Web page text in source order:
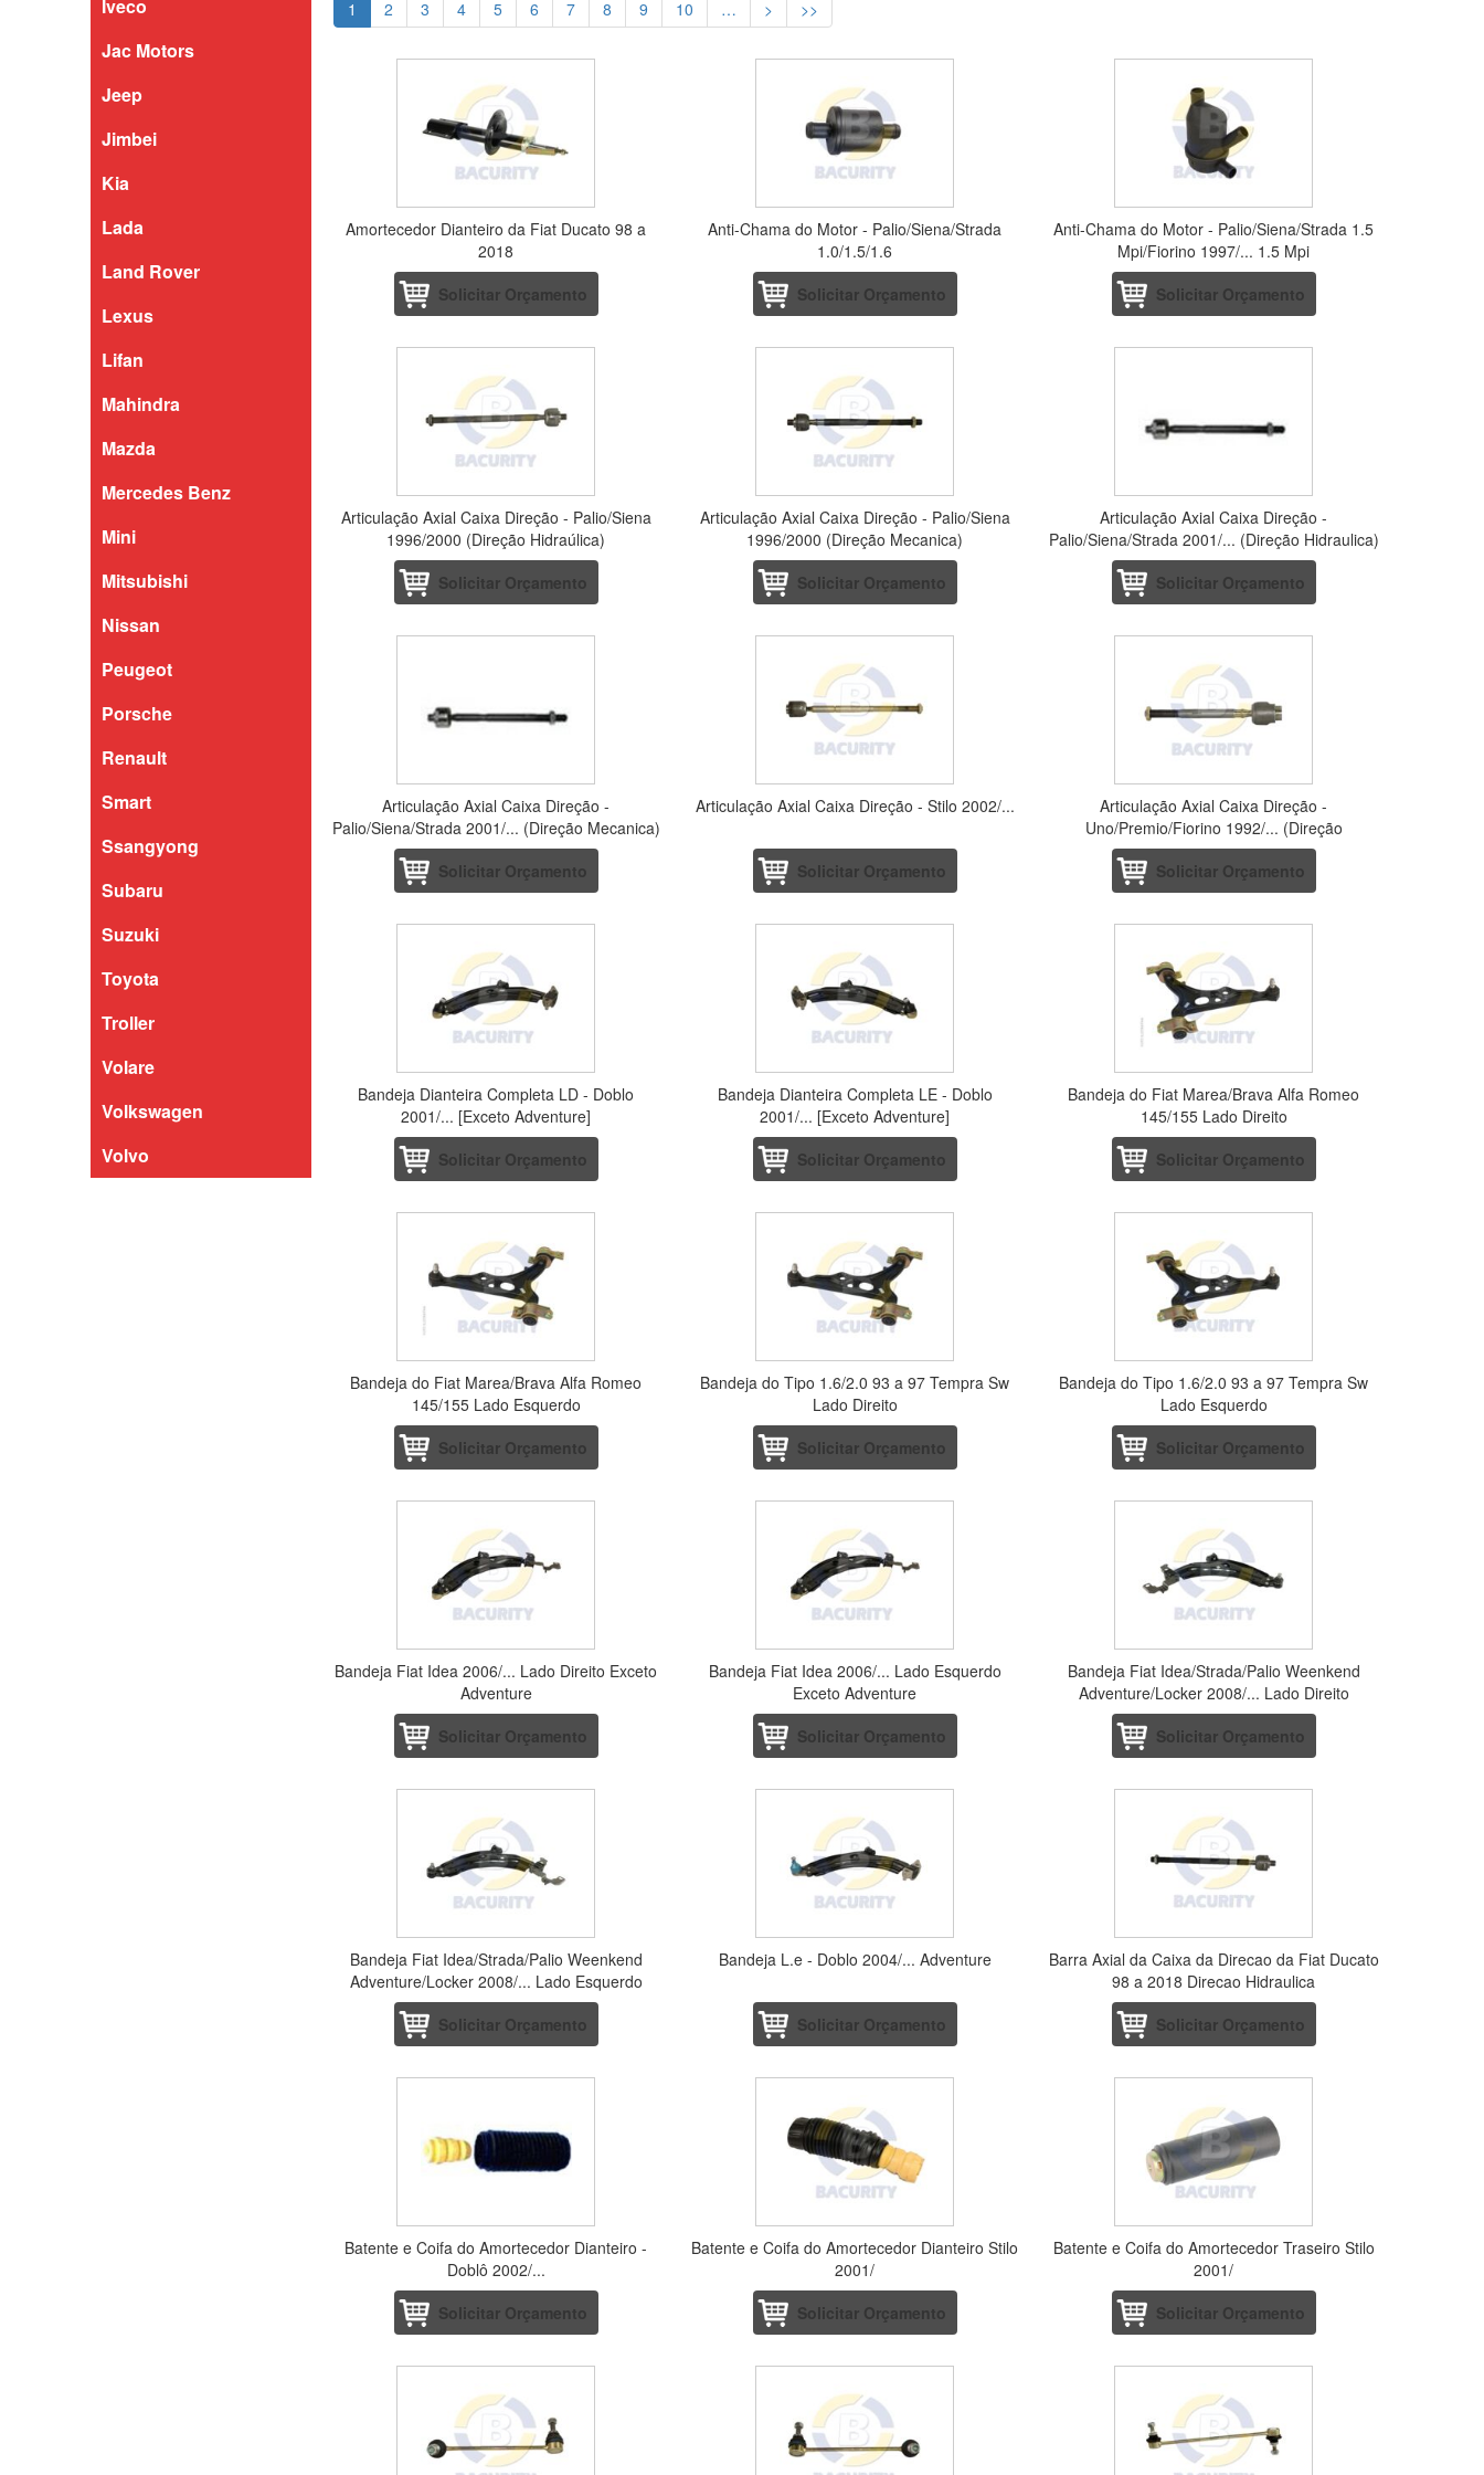
Iveco
Jac Motors
Jeep
Jimbei
Kia
Lada
Land Rover
Lexus
Lifan
Mahindra
Mazda
Mercedes Benz
Mini
Mitsubishi
Nissan
Peugeot
Porsche
Renault
Smart
Ssangyong
Subaru
Suzuki
Toyota
Troller
Volare
Volkswagen
Volvo
1 2 3 4 5 6 7 8 9 10 … > >>
Amortecedor Dianteiro da Fiat Ducato 98 a
2018
Solicitar Orçamento
Anti-Chama do Motor - Palio/Siena/Strada
1.0/1.5/1.6
Solicitar Orçamento
Anti-Chama do Motor - Palio/Siena/Strada 1.5
Mpi/Fiorino 1997/... 1.5 Mpi
Solicitar Orçamento
Articulação Axial Caixa Direção - Palio/Siena
1996/2000 (Direção Hidraúlica)
Solicitar Orçamento
Articulação Axial Caixa Direção - Palio/Siena
1996/2000 (Direção Mecanica)
Solicitar Orçamento
Articulação Axial Caixa Direção -
Palio/Siena/Strada 2001/... (Direção Hidraulica)
Solicitar Orçamento
Articulação Axial Caixa Direção -
Palio/Siena/Strada 2001/... (Direção Mecanica)
Solicitar Orçamento
Articulação Axial Caixa Direção - Stilo 2002/...
Solicitar Orçamento
Articulação Axial Caixa Direção -
Uno/Premio/Fiorino 1992/... (Direção
Mecanica)
Solicitar Orçamento
Bandeja Dianteira Completa LD - Doblo
2001/... [Exceto Adventure]
Solicitar Orçamento
Bandeja Dianteira Completa LE - Doblo
2001/... [Exceto Adventure]
Solicitar Orçamento
Bandeja do Fiat Marea/Brava Alfa Romeo
145/155 Lado Direito
Solicitar Orçamento
Bandeja do Fiat Marea/Brava Alfa Romeo
145/155 Lado Esquerdo
Solicitar Orçamento
Bandeja do Tipo 1.6/2.0 93 a 97 Tempra Sw
Lado Direito
Solicitar Orçamento
Bandeja do Tipo 1.6/2.0 93 a 97 Tempra Sw
Lado Esquerdo
Solicitar Orçamento
Bandeja Fiat Idea 2006/... Lado Direito Exceto
Adventure
Solicitar Orçamento
Bandeja Fiat Idea 2006/... Lado Esquerdo
Exceto Adventure
Solicitar Orçamento
Bandeja Fiat Idea/Strada/Palio Weenkend
Adventure/Locker 2008/... Lado Direito
Solicitar Orçamento
Bandeja Fiat Idea/Strada/Palio Weenkend
Adventure/Locker 2008/... Lado Esquerdo
Solicitar Orçamento
Bandeja L.e - Doblo 2004/... Adventure
Solicitar Orçamento
Barra Axial da Caixa da Direcao da Fiat Ducato
98 a 2018 Direcao Hidraulica
Solicitar Orçamento
Batente e Coifa do Amortecedor Dianteiro -
Doblô 2002/...
Solicitar Orçamento
Batente e Coifa do Amortecedor Dianteiro Stilo
2001/
Solicitar Orçamento
Batente e Coifa do Amortecedor Traseiro Stilo
2001/
Solicitar Orçamento